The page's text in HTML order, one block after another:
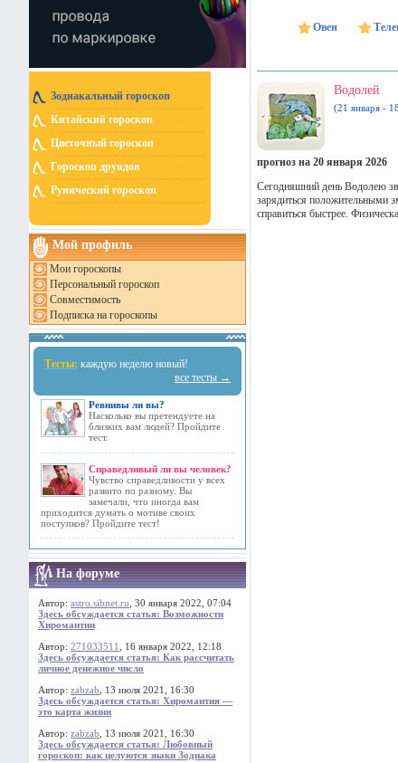
Зодиакальный гороскоп
Китайский гороскоп
Цветочный гороскоп
Гороскоп друидов
Рунический гороскоп
Мой профиль
Мои гороскопы
Персональный гороскоп
Совместимость
Подписка на гороскопы
Тесты: каждую неделю новый!
все тесты →
Ревнивы ли вы?
Насколько вы претендуете на
близких вам людей? Пройдите
тест.
Справедливый ли вы человек?
Чувство справедливости у всех
развито по разному. Вы
замечали, что иногда вам
приходится думать о мотиве своих
поступков? Пройдите тест!
На форуме
Автор: astro.sibnet.ru , 30 января 2022, 07:04
Здесь обсуждается статья: Возможности
Хиромантии
Автор: 271033511
, 16 января 2022, 12:18
Здесь обсуждается статья: Как рассчитать
личное денежное число
Автор: zabzab , 13 июля 2021, 16:30
Здесь обсуждается статья: Хиромантия —
это карта жизни
Автор: zabzab , 13 июля 2021, 16:30
Здесь обсуждается статья: Любовный
гороскоп: как целуются знаки Зодиака
Овен
Водолей
(21 января -
прогноз на 20 января 2026
Сегодняшний день Водолею
зарядиться положительными
справиться быстрее.